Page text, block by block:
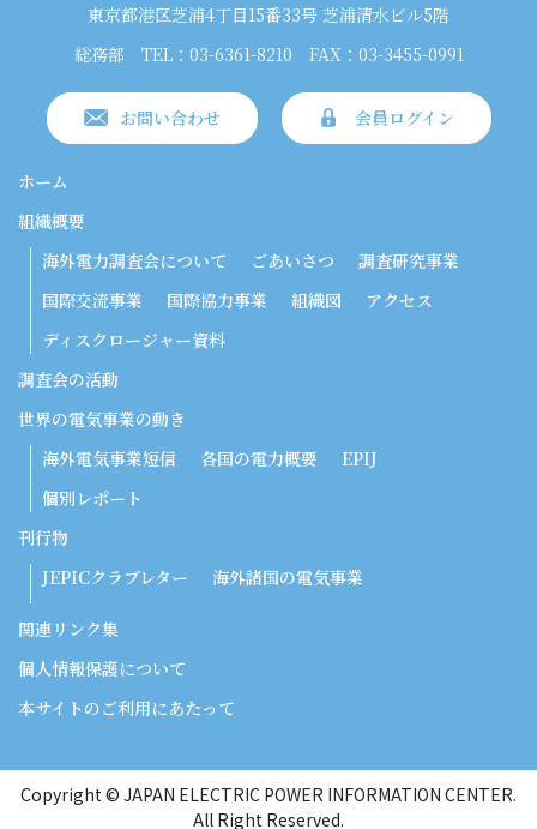
東京都港区芝浦4丁目15番33号 芝浦清水ビル5階
総務部
TEL：03-6361-8210 FAX：03-3455-0991
お問い合わせ 会員ログイン
ホーム
組織概要
海外電力調査会について
ごあいさつ
調査研究事業
国際交流事業
国際協力事業 組織図
アクセス
ディスクロージャー資料
調査会の活動
世界の電気事業の動き
海外電気事業短信
各国の電力概要
EPIJ
個別レポート
刊行物
JEPICクラブレター
海外諸国の電気事業
関連リンク集
個人情報保護について
本サイトのご利用にあたって
Copyright © JAPAN ELECTRIC POWER INFORMATION CENTER.
All Right Reserved.